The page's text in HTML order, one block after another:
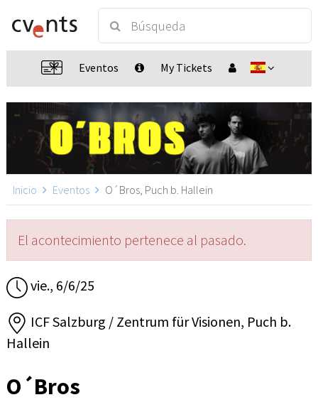
Eventos My Tickets
Inicio Eventos O´Bros, Puch b. Hallein
El acontecimiento pertenece al pasado.
vie., 6/6/25
ICF Salzburg / Zentrum für Visionen, Puch b.
Hallein
O´Bros